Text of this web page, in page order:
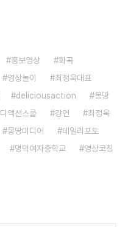
홍보영상
화곡
영상놀이
최정욱대표
deliciousaction
몽땅
디액션스쿨 강연
최정욱
몽땅미디어
데일리포토
명덕여자중학교 영상코칭